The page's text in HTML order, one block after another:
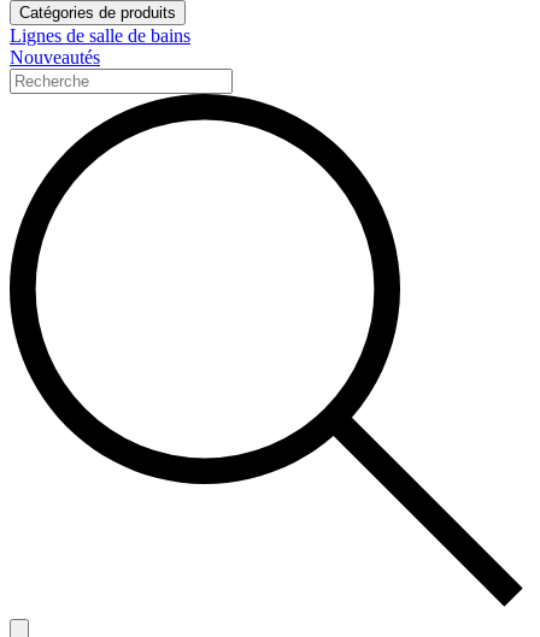
Catégories de produits
Lignes de salle de bains
Nouveautés